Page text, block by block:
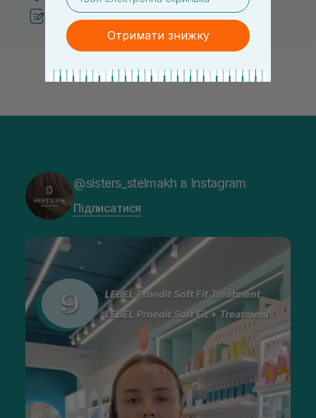
Рекомендації від косметологів
@sisters_stelmakh в Instagram
Підписатися
Отримати знижку